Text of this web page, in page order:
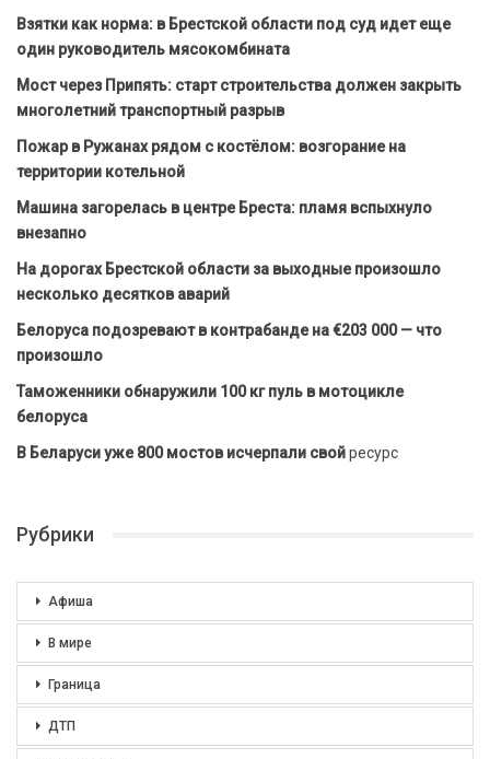
Взятки как норма: в Брестской области под суд идет еще
один руководитель мясокомбината
Мост через Припять: старт строительства должен закрыть
многолетний транспортный разрыв
Пожар в Ружанах рядом с костёлом: возгорание на
территории котельной
Машина загорелась в центре Бреста: пламя вспыхнуло
внезапно
На дорогах Брестской области за выходные произошло
несколько десятков аварий
Белоруса подозревают в контрабанде на €203 000 — что
произошло
Таможенники обнаружили 100 кг пуль в мотоцикле
белоруса
В Беларуси уже 800 мостов исчерпали свойресурс
Рубрики
Афиша
В мире
Граница
ДТП